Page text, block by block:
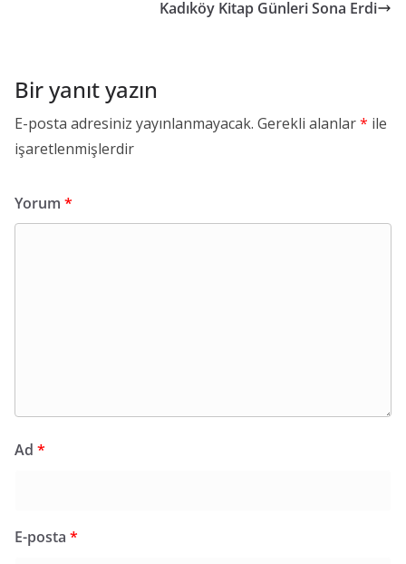
Kadıköy Kitap Günleri Sona Erdi
Bir yanıt yazın
E-posta adresiniz yayınlanmayacak. Gerekli alanlar* ile
işaretlenmişlerdir
Yorum *
Ad *
E-posta *